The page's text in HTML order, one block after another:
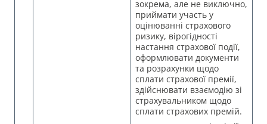
зокрема, але не виключно,
приймати участь у
оцінюванні страхового
ризику, вірогідності
настання страхової події,
оформлювати документи
та розрахунки щодо
сплати страхової премії,
здійснювати взаємодію зі
страхувальником щодо
сплати страхових премій.